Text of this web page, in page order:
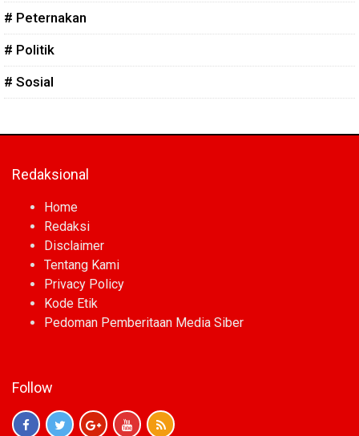
# Peternakan
# Politik
# Sosial
Redaksional
Home
Redaksi
Disclaimer
Tentang Kami
Privacy Policy
Kode Etik
Pedoman Pemberitaan Media Siber
Follow